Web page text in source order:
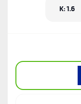
K: 1.6